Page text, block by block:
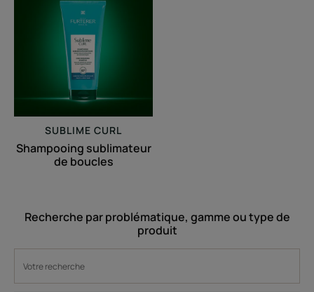
de
boucles
SUBLIME CURL
Shampooing sublimateur
de boucles
Recherche par problématique, gamme ou type de
produit